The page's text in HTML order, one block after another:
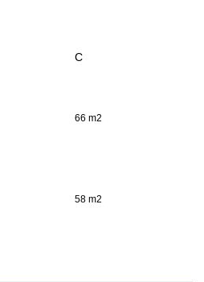
C
66 m2
58 m2